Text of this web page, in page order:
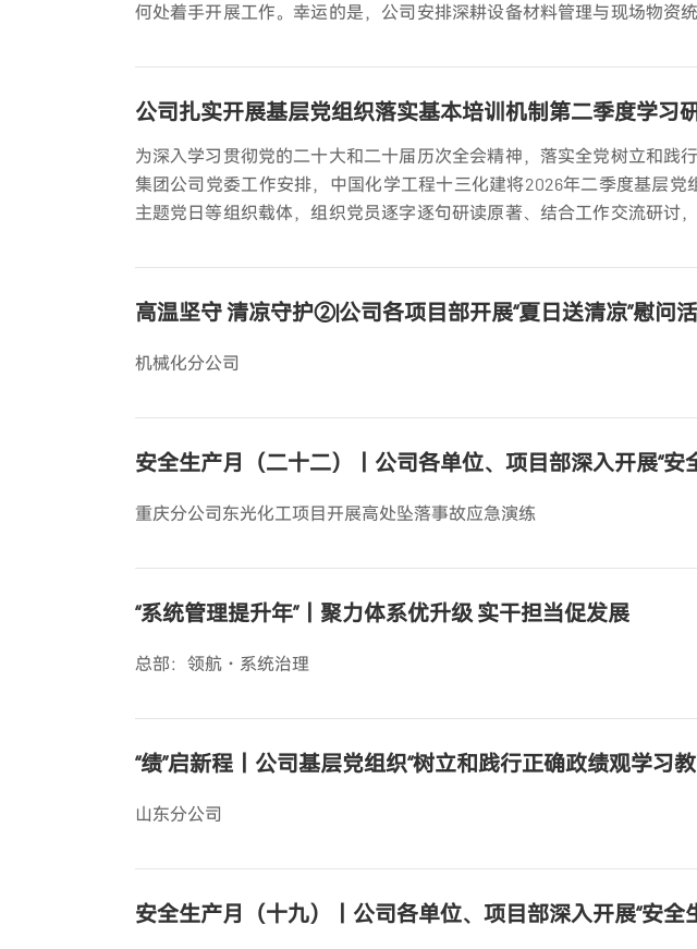
何处着手开展工作。幸运的是，公司安排深耕设备材料管理与现场物资
公司扎实开展基层党组织落实基本培训机制第二季度学习
为深入学习贯彻党的二十大和二十届历次全会精神，落实全党树立和践
集团公司党委工作安排，中国化学工程十三化建将2026年二季度基层党
主题党日等组织载体，组织党员逐字逐句研读原著、结合工作交流研讨
高温坚守 清凉守护②|公司各项目部开展“夏日送清凉”慰问
机械化分公司
安全生产月（二十二）丨公司各单位、项目部深入开展“安
重庆分公司东光化工项目开展高处坠落事故应急演练
“系统管理提升年”丨聚力体系优升级 实干担当促发展
总部：领航・系统治理
“绩”启新程丨公司基层党组织“树立和践行正确政绩观学习教
山东分公司
安全生产月（十九）丨公司各单位、项目部深入开展“安全